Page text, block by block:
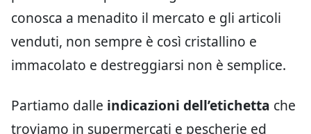
conosca a menadito il mercato e gli articoli
venduti, non sempre è così cristallino e
immacolato e destreggiarsi non è semplice.
Partiamo dalle indicazioni dell’etichetta che
troviamo in supermercati e pescherie ed